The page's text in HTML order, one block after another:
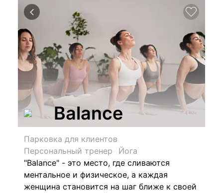
Balance
Парковка для клиентов
Персональный тренер
Йога
"Balance" - это место, где сливаются
ментальное и физическое, а каждая
женщина становится на шаг ближе к своей